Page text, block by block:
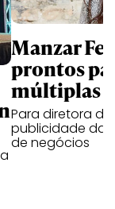
Manzar
prontos
múltiplas
Para diretora
publicidade da
de negócios